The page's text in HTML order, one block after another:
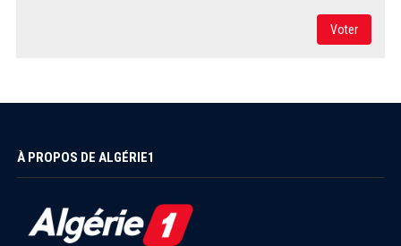
Voter
À PROPOS DE ALGÉRIE1